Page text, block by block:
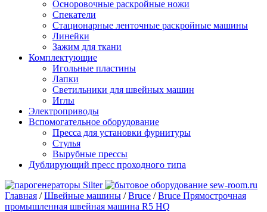
Осноровочные раскройные ножи
Спекатели
Стационарные ленточные раскройные машины
Линейки
Зажим для ткани
Комплектующие
Игольные пластины
Лапки
Светильники для швейных машин
Иглы
Электроприводы
Вспомогательное оборудование
Пресса для установки фурнитуры
Стулья
Вырубные прессы
Дублирующий пресс проходного типа
Главная /Швейные машины /Bruce /Bruce Прямострочная
промышленная швейная машина R5 HQ